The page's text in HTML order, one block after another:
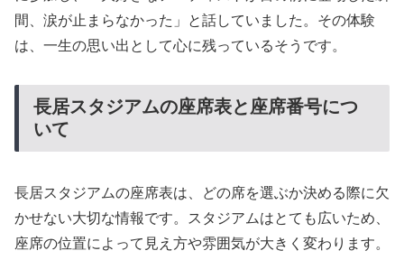
間、涙が止まらなかった」と話していました。その体験
は、一生の思い出として心に残っているそうです。
長居スタジアムの座席表と座席番号につ
いて
長居スタジアムの座席表は、どの席を選ぶか決める際に欠
かせない大切な情報です。スタジアムはとても広いため、
座席の位置によって見え方や雰囲気が大きく変わります。